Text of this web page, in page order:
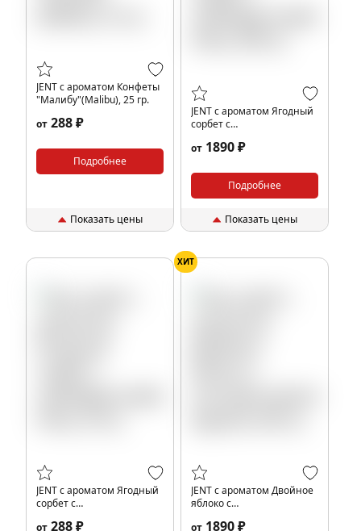
JENT с ароматом Конфеты
"Малибу"(Malibu), 25 гр.
от 288 ₽
Подробнее
Показать цены
JENT с ароматом Ягодный
сорбет с
200 гр.
от 1890 ₽
Подробнее
Показать цены
JENT с ароматом Ягодный
сорбет с
от 288 ₽
ХИТ
JENT с ароматом Двойное
яблоко с
от 1890 ₽